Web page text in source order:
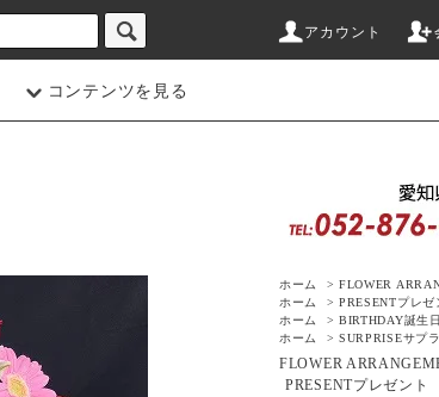
アカウント
コンテンツを見る
ホーム > FLOWER
ホーム
> PRESENTプレゼ
ホーム
> BIRTHDAY誕生
ホーム
> SURPRISEサプ
FLOWER
PRESENTプレゼント